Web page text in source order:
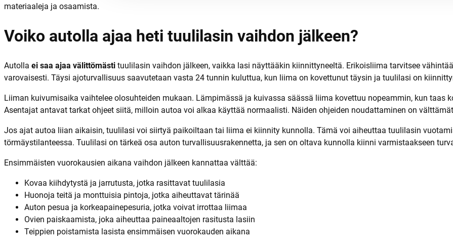
materiaaleja ja osaamista.
Voiko autolla ajaa heti tuulilasin vaihdon jälkeen?
Autolla ei saa ajaa välittömästi tuulilasin vaihdon jälkeen, vaikka lasi näyttääkin kiinnittyneeltä. Erikoisliima tarvitsee
varovaisesti. Täysi ajoturvallisuus saavutetaan vasta 24 tunnin kuluttua, kun liima on kovettunut täysin ja tuulilasi on
Liiman kuivumisaika vaihtelee olosuhteiden mukaan. Lämpimässä ja kuivassa säässä liima kovettuu nopeammin, kun taas
Asentajat antavat tarkat ohjeet siitä, milloin autoa voi alkaa käyttää normaalisti. Näiden ohjeiden noudattaminen on
Jos ajat autoa liian aikaisin, tuulilasi voi siirtyä paikoiltaan tai liima ei kiinnity kunnolla. Tämä voi aiheuttaa tuulilasin
törmäystilanteessa. Tuulilasi on tärkeä osa auton turvallisuusrakennetta, ja sen on oltava kunnolla kiinni varmistaakseen
Ensimmäisten vuorokausien aikana vaihdon jälkeen kannattaa välttää:
Kovaa kiihdytystä ja jarrutusta, jotka rasittavat tuulilasia
Huonoja teitä ja monttuisia pintoja, jotka aiheuttavat tärinää
Auton pesua ja korkeapainepesuria, jotka voivat irrottaa liimaa
Ovien paiskaamista, joka aiheuttaa paineaaltojen rasitusta lasiin
Teippien poistamista lasista ensimmäisen vuorokauden aikana